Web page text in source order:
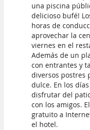
una piscina
delicioso bufé!
horas de
aprovechar la
viernes en el
Además de un
con entrantes y
diversos postres
dulce. En los
disfrutar del
con los amigos.
gratuito a
el hotel.